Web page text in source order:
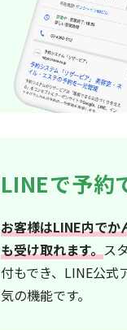
LINEで予約
お客様はLINE内でか
も受け取れます。ス
付もでき、LINE公式
気の機能です。